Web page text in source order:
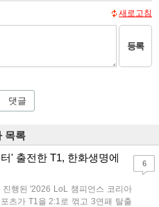
새로고침
등록
댓글
목록
' 출전한 T1, 한화생명에
행된 '2026 LoL 챔피언스 코리아
츠가 T1을 2:1로 꺾고 3연패 탈출
6